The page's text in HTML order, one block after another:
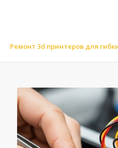
Ремонт 3d принтеров для